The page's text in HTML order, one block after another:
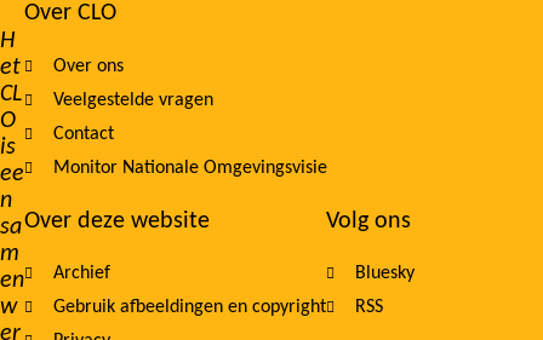
H
et
CL
O
is
ee
n
sa
m
en
w
er
Footer
navigation
Over CLO
Over ons
Veelgestelde vragen
Contact
Monitor Nationale Omgevingsvisie
Over deze website
Archief
Gebruik afbeeldingen en copyright
Volg ons
Bluesky
RSS